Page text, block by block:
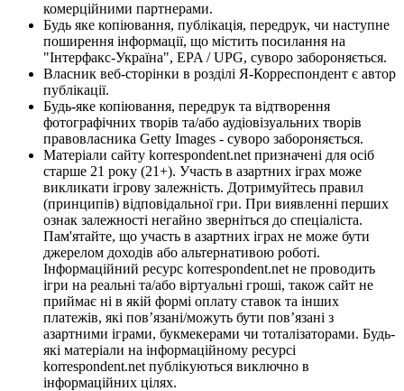
комерційними партнерами.
Будь яке копіювання, публікація, передрук, чи наступне
поширення інформації, що містить посилання на
"Інтерфакс-Україна", EPA / UPG, суворо забороняється.
Власник веб-сторінки в розділі Я-Корреспондент є автор
публікації.
Будь-яке копіювання, передрук та відтворення
фотографічних творів та/або аудіовізуальних творів
правовласника Getty Images - суворо забороняється.
Матеріали сайту korrespondent.net призначені для осіб
старше 21 року (21+). Участь в азартних іграх може
викликати ігрову залежність. Дотримуйтесь правил
(принципів) відповідальної гри. При виявленні перших
ознак залежності негайно зверніться до спеціаліста.
Пам'ятайте, що участь в азартних іграх не може бути
джерелом доходів або альтернативою роботі.
Інформаційний ресурс korrespondent.net не проводить
ігри на реальні та/або віртуальні гроші, також сайт не
приймає ні в якій формі оплату ставок та інших
платежів, які пов’язані/можуть бути пов’язані з
азартними іграми, букмекерами чи тоталізаторами. Будь-
які матеріали на інформаційному ресурсі
korrespondent.net публікуються виключно в
інформаційних цілях.